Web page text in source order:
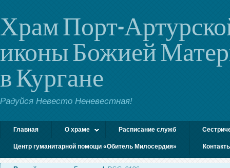
Храм Порт-
иконы Божией
в Кургане
Радуйся Невесто Неневестная!
Главная О храме Расписание служб
Центр гуманитарной помощи «Обитель Милосердия»